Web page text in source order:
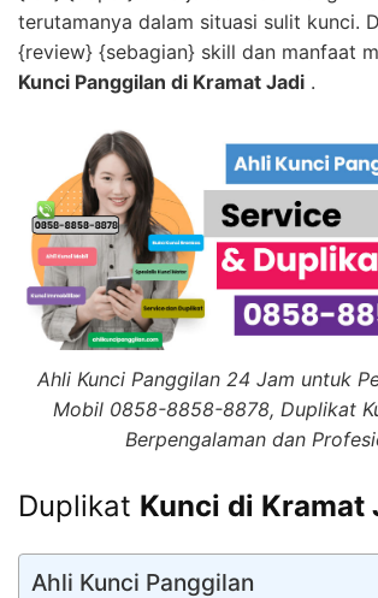
terutamanya dalam situasi sulit kunci.
{review} {sebagian} skill dan manfaat
Kunci Panggilan di Kramat Jadi .
Ahli Kunci Panggilan 24 Jam untuk
Mobil 0858-8858-8878, Duplikat
Berpengalaman dan
Duplikat Kunci di Kramat
Ahli Kunci Panggilan